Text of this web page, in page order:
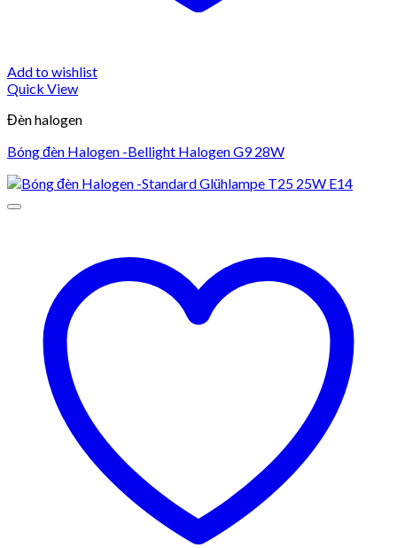
Add to wishlist
Quick View
Đèn halogen
Bóng đèn Halogen -Bellight Halogen G9 28W